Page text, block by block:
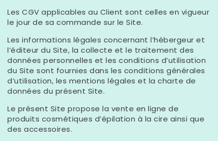
Les CGV applicables au Client sont celles en vigueur
le jour de sa commande sur le Site.
Les informations légales concernant l’hébergeur et
l’éditeur du Site, la collecte et le traitement des
données personnelles et les conditions d’utilisation
du Site sont fournies dans les conditions générales
d’utilisation, les mentions légales et la charte de
données du présent Site.
Le présent Site propose la vente en ligne de
produits cosmétiques d’épilation à la cire ainsi que
des accessoires.